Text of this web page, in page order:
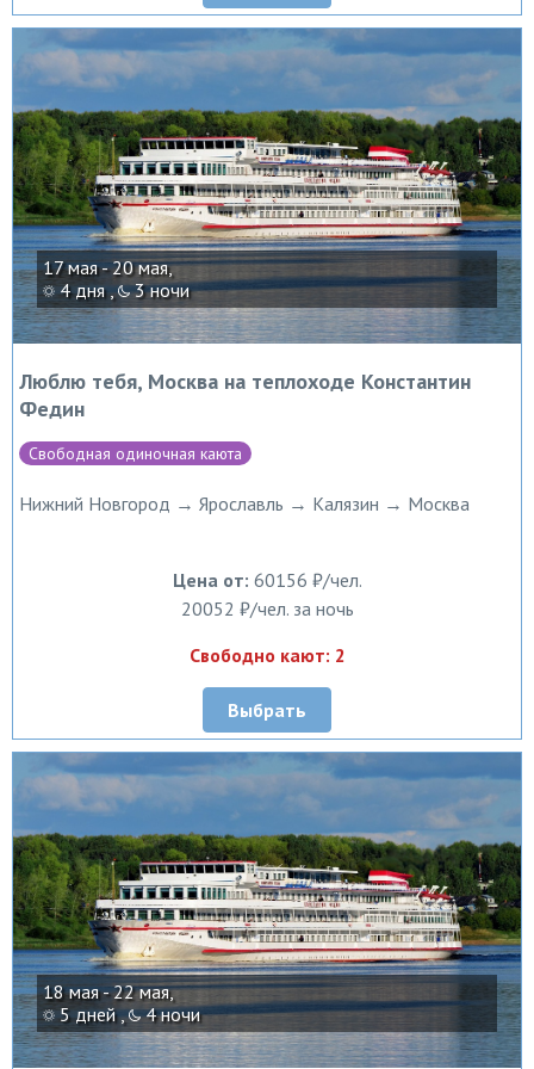
17 мая - 20 мая,
4 дня , 3 ночи
Люблю тебя, Москва на теплоходе Константин
Федин
Свободная одиночная каюта
Нижний Новгород → Ярославль → Калязин → Москва
Цена от: 60156 ₽/чел.
20052 ₽/чел. за ночь
Свободно кают: 2
Выбрать
18 мая - 22 мая,
5 дней , 4 ночи